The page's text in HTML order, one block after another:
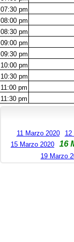
07:30 pm
08:00 pm
08:30 pm
09:00 pm
09:30 pm
10:00 pm
10:30 pm
11:00 pm
11:30 pm
11 Marzo 2020 12
15 Marzo 2020
16
19 Marzo